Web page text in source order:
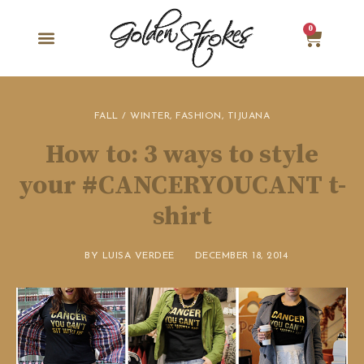
0
FALL / WINTER, FASHION, TIJUANA
How to: 3 ways to style
your #CANCERYOUCANT t-
shirt
BY LUISA VERDEE DECEMBER 18, 2014